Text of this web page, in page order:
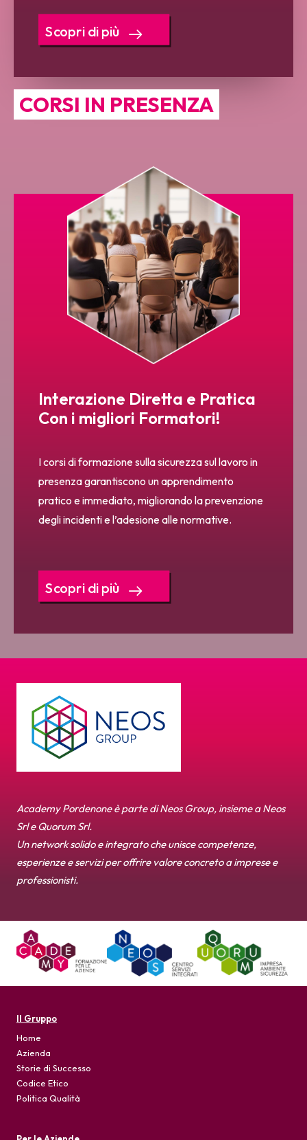
Scopri di più
CORSI IN PRESENZA
Interazione Diretta e Pratica
Con i migliori Formatori!
I corsi di formazione sulla sicurezza sul lavoro in
presenza garantiscono un apprendimento
pratico e immediato, migliorando la prevenzione
degli incidenti e l’adesione alle normative.
Scopri di più
Academy Pordenone è parte di Neos Group, insieme a Neos
Srl e Quorum Srl.
Un network solido e integrato che unisce competenze,
esperienze e servizi per offrire valore concreto a imprese e
professionisti.
Il Gruppo
Home
Azienda
Storie di Successo
Codice Etico
Politica Qualità